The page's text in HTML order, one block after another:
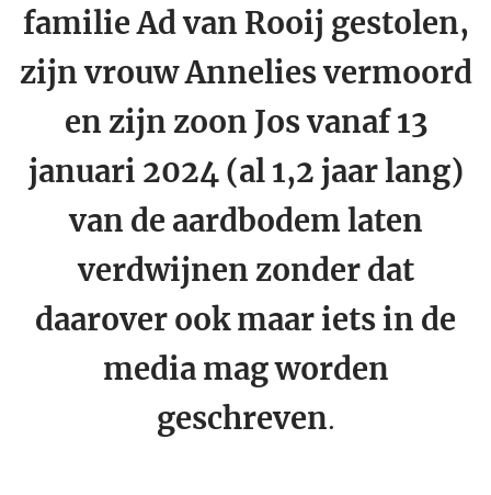
familie Ad van Rooij gestolen,
zijn vrouw Annelies vermoord
en zijn zoon Jos vanaf 13
januari 2024 (al 1,2 jaar lang)
van de aardbodem laten
verdwijnen zonder dat
daarover ook maar iets in de
media mag worden
geschreven.